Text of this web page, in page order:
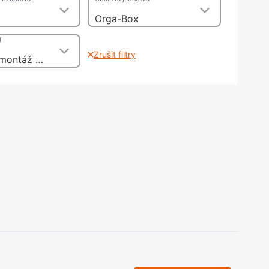
nohy, Nábytkové nohy a
nastavení
kování
kluzáky a kolečka
Orga-Box
např. pro montáž nábytkových úchytek a koulí, se závitovým pouzdrem jako 2dílný spojovací šroub Zrušit filtry